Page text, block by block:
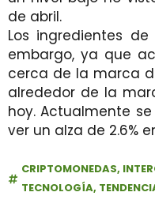
de abril.
Los ingredientes
embargo, ya que
cerca de la marca
alrededor de la
hoy. Actualmente
ver un alza de 2.6%
CRIPTOMONEDAS,
TECNOLOGÍA,